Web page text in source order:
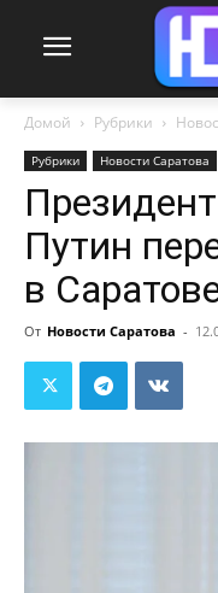
Домой Рубрики
Рубрики Новости Саратова
Путин
в
От Новости Саратова -